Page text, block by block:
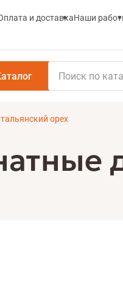
и доставкаНаши
орех